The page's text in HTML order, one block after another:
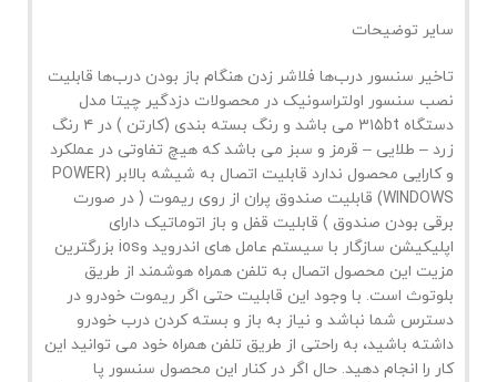
سایر توضیحات
تاخیر سنسور درب‌ها فلاشر زدن هنگام باز بودن درب‌ها قابلیت
نصب سنسور اولتراسونیک در محصولات دزدگیر چیتا مدل
دستگاه ۳۱۵bt می باشد و رنگ بسته بندی (کارتن ) در ۴ رنگ
زرد – طلایی – قرمز و سبز می باشد که هیچ تفاوتی در عملکرد
و کارایی محصول ندارد قابلیت اتصال به شیشه بالابر (POWER
WINDOWS) قابلیت صندوق پران از روی ریموت ( در صورت
برقی بودن صندوق ) قابلیت قفل و باز اتوماتیک دارای
اپلیکیشن سازگار با سیستم عامل های اندروید وios بزرگترین
مزیت این محصول اتصال به تلفن همراه هوشمند از طریق
بلوتوث است. با وجود این قابلیت حتی اگر ریموت خودرو در
دسترس شما نباشد و نیاز به باز و بسته کردن درب خودرو
داشته باشید، به راحتی از طریق تلفن همراه خود می توانید این
کار را انجام دهید. حال اگر در کنار این محصول سنسور پا